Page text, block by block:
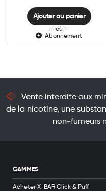
Ajouter au panier
- ou -
Abonnement
Vente interdite aux
de la nicotine, une
non-fumeurs
GAMMES
Acheter X-BAR Click & Puff